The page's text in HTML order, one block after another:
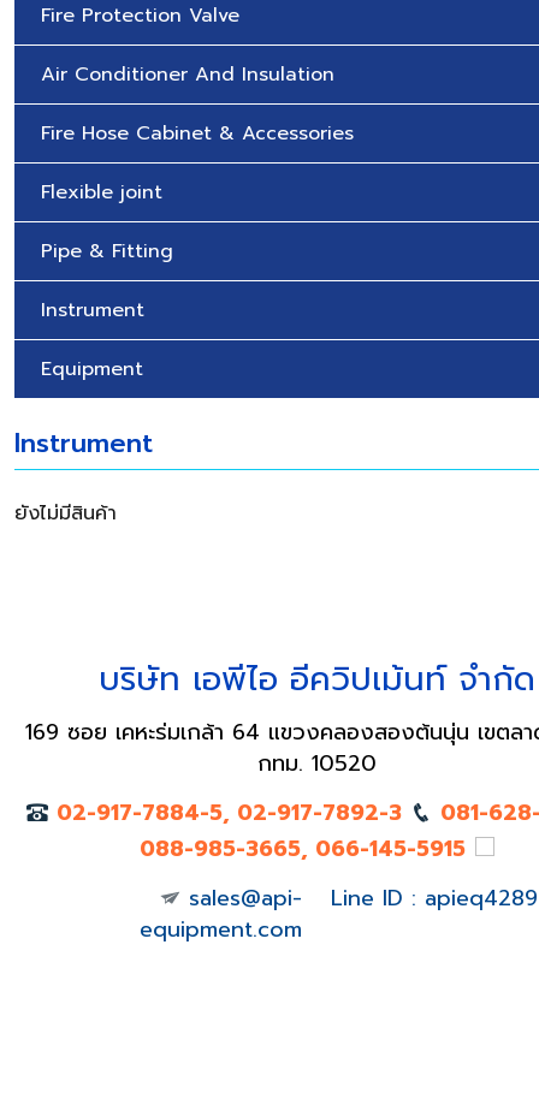
Fire Protection Valve
Air Conditioner And Insulation
Fire Hose Cabinet & Accessories
Flexible joint
Pipe & Fitting
Instrument
Equipment
Instrument
ยังไม่มีสินค้า
บริษัท เอพีไอ อีควิปเม้นท์ จำกัด
169 ซอย เคหะร่มเกล้า 64 แขวงคลองสองต้นนุ่น เขตล
กทม. 10520
02-917-7884-5, 02-917-7892-3
081-
088-985-3665, 066-145-5915
sales@api-
equipment.com
Line ID : apieq4289